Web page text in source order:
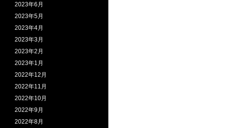
2023年6月
2023年5月
2023年4月
2023年3月
2023年2月
2023年1月
2022年12月
2022年11月
2022年10月
2022年9月
2022年8月